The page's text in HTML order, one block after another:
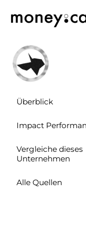
Überblick
Impact
Vergleiche dieses
Unternehmen
Alle Quellen